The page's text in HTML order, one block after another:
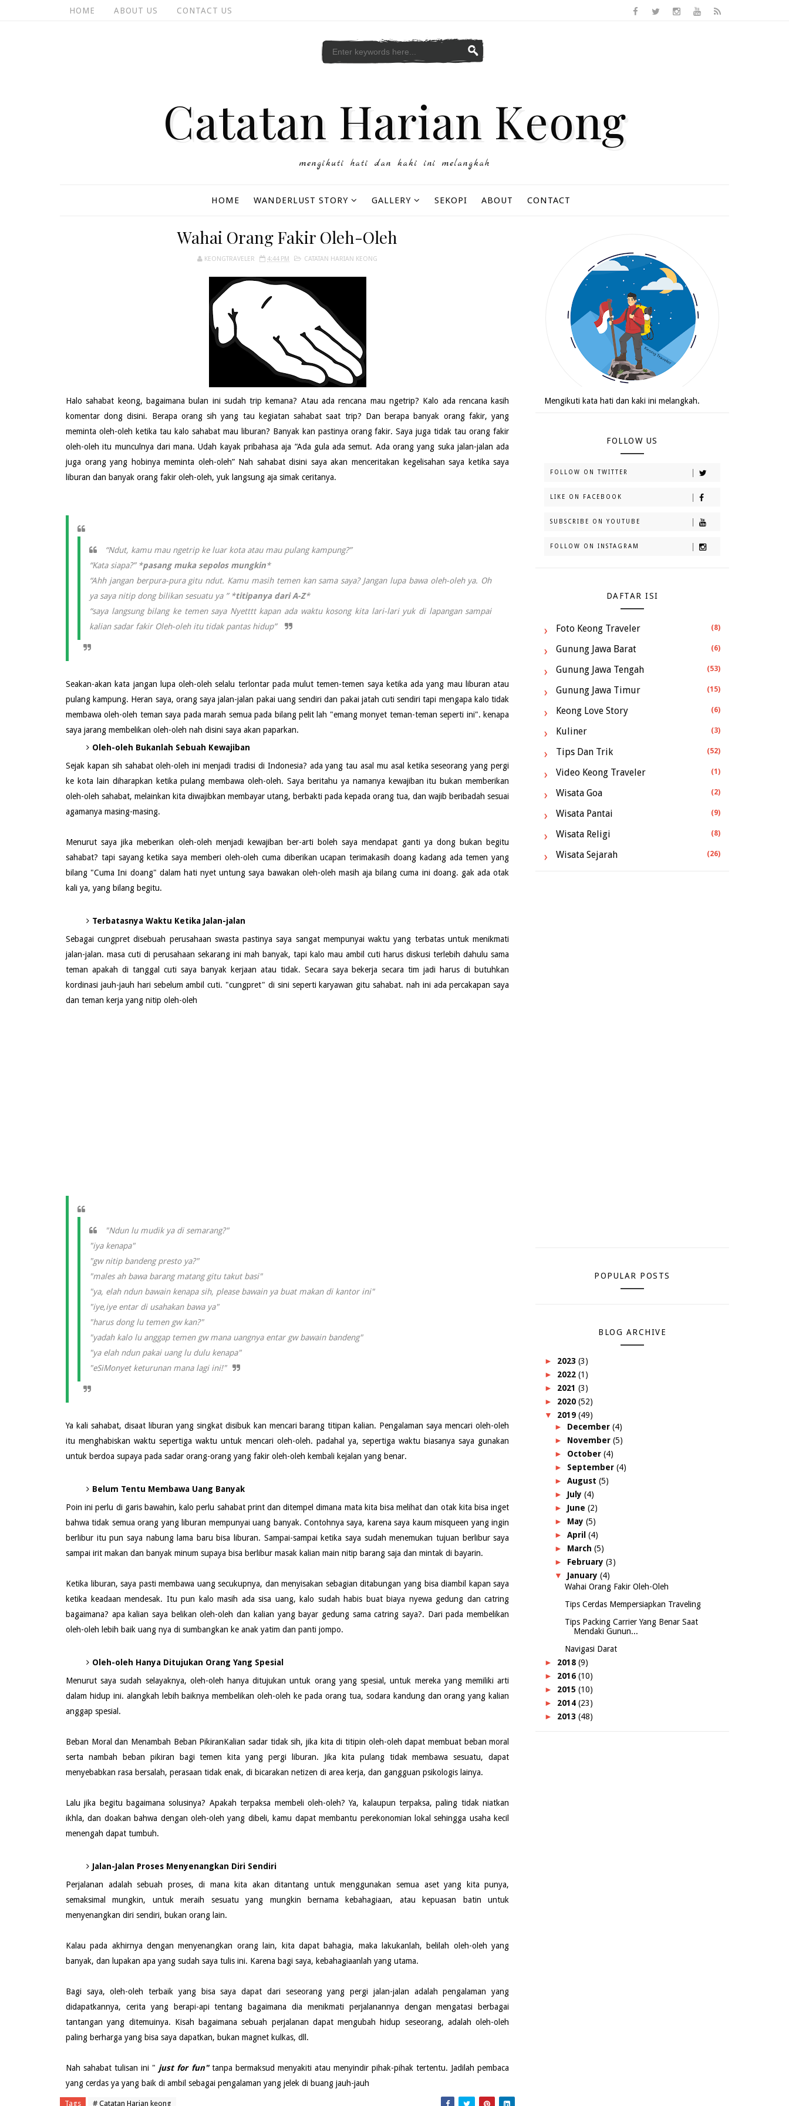
HOME ABOUT US CONTACT US
Catatan Harian Keong
mengikuti hati dan kaki ini melangkah
HOME WANDERLUST STORY GALLERY SEKOPI ABOUT CONTACT
Wahai Orang Fakir Oleh-Oleh
KEONGTRAVELER 4:44 PM CATATAN HARIAN KEONG
Halo sahabat keong, bagaimana bulan ini sudah trip kemana? Atau ada rencana mau ngetrip? Kalo ada rencana kasih
komentar dong disini. Berapa orang sih yang tau kegiatan sahabat saat trip? Dan berapa banyak orang fakir, yang
meminta oleh-oleh ketika tau kalo sahabat mau liburan? Banyak kan pastinya orang fakir. Saya juga tidak tau orang fakir
oleh-oleh itu munculnya dari mana. Udah kayak pribahasa aja “Ada gula ada semut. Ada orang yang suka jalan-jalan ada
juga orang yang hobinya meminta oleh-oleh” Nah sahabat disini saya akan menceritakan kegelisahan saya ketika saya
liburan dan banyak orang fakir oleh-oleh, yuk langsung aja simak ceritanya.
“Ndut, kamu mau ngetrip ke luar kota atau mau pulang kampung?”
“Kata siapa?” *pasang muka sepolos mungkin*
“Ahh jangan berpura-pura gitu ndut. Kamu masih temen kan sama saya? Jangan lupa bawa oleh-oleh ya. Oh
ya saya nitip dong bilikan sesuatu ya ” *titipanya dari A-Z*
“saya langsung bilang ke temen saya Nyetttt kapan ada waktu kosong kita lari-lari yuk di lapangan sampai
kalian sadar fakir Oleh-oleh itu tidak pantas hidup”
Seakan-akan kata jangan lupa oleh-oleh selalu terlontar pada mulut temen-temen saya ketika ada yang mau liburan atau
pulang kampung. Heran saya, orang saya jalan-jalan pakai uang sendiri dan pakai jatah cuti sendiri tapi mengapa kalo tidak
membawa oleh-oleh teman saya pada marah semua pada bilang pelit lah "emang monyet teman-teman seperti ini". kenapa
saya jarang membelikan oleh-oleh nah disini saya akan paparkan.
Oleh-oleh Bukanlah Sebuah Kewajiban
Sejak kapan sih sahabat oleh-oleh ini menjadi tradisi di Indonesia? ada yang tau asal mu asal ketika seseorang yang pergi
ke kota lain diharapkan ketika pulang membawa oleh-oleh. Saya beritahu ya namanya kewajiban itu bukan memberikan
oleh-oleh sahabat, melainkan kita diwajibkan membayar utang, berbakti pada kepada orang tua, dan wajib beribadah sesuai
agamanya masing-masing.
Menurut saya jika meberikan oleh-oleh menjadi kewajiban ber-arti boleh saya mendapat ganti ya dong bukan begitu
sahabat? tapi sayang ketika saya memberi oleh-oleh cuma diberikan ucapan terimakasih doang kadang ada temen yang
bilang "Cuma Ini doang" dalam hati nyet untung saya bawakan oleh-oleh masih aja bilang cuma ini doang. gak ada otak
kali ya, yang bilang begitu.
Terbatasnya Waktu Ketika Jalan-jalan
Sebagai cungpret disebuah perusahaan swasta pastinya saya sangat mempunyai waktu yang terbatas untuk menikmati
jalan-jalan. masa cuti di perusahaan sekarang ini mah banyak, tapi kalo mau ambil cuti harus diskusi terlebih dahulu sama
teman apakah di tanggal cuti saya banyak kerjaan atau tidak. Secara saya bekerja secara tim jadi harus di butuhkan
kordinasi jauh-jauh hari sebelum ambil cuti. "cungpret" di sini seperti karyawan gitu sahabat. nah ini ada percakapan saya
dan teman kerja yang nitip oleh-oleh
"Ndun lu mudik ya di semarang?"
"iya kenapa"
"gw nitip bandeng presto ya?"
"males ah bawa barang matang gitu takut basi"
"ya, elah ndun bawain kenapa sih, please bawain ya buat makan di kantor ini"
"iye,iye entar di usahakan bawa ya"
"harus dong lu temen gw kan?"
"yadah kalo lu anggap temen gw mana uangnya entar gw bawain bandeng"
"ya elah ndun pakai uang lu dulu kenapa"
"eSiMonyet keturunan mana lagi ini!"
Ya kali sahabat, disaat liburan yang singkat disibuk kan mencari barang titipan kalian. Pengalaman saya mencari oleh-oleh
itu menghabiskan waktu sepertiga waktu untuk mencari oleh-oleh. padahal ya, sepertiga waktu biasanya saya gunakan
untuk berdoa supaya pada sadar orang-orang yang fakir oleh-oleh kembali kejalan yang benar.
Belum Tentu Membawa Uang Banyak
Poin ini perlu di garis bawahin, kalo perlu sahabat print dan ditempel dimana mata kita bisa melihat dan otak kita bisa inget
bahwa tidak semua orang yang liburan mempunyai uang banyak. Contohnya saya, karena saya kaum misqueen yang ingin
berlibur itu pun saya nabung lama baru bisa liburan. Sampai-sampai ketika saya sudah menemukan tujuan berlibur saya
sampai irit makan dan banyak minum supaya bisa berlibur masak kalian main nitip barang saja dan mintak di bayarin.
Ketika liburan, saya pasti membawa uang secukupnya, dan menyisakan sebagian ditabungan yang bisa diambil kapan saya
ketika keadaan mendesak. Itu pun kalo masih ada sisa uang, kalo sudah habis buat biaya nyewa gedung dan catring
bagaimana? apa kalian saya belikan oleh-oleh dan kalian yang bayar gedung sama catring saya?. Dari pada membelikan
oleh-oleh lebih baik uang nya di sumbangkan ke anak yatim dan panti jompo.
Oleh-oleh Hanya Ditujukan Orang Yang Spesial
Menurut saya sudah selayaknya, oleh-oleh hanya ditujukan untuk orang yang spesial, untuk mereka yang memiliki arti
dalam hidup ini. alangkah lebih baiknya membelikan oleh-oleh ke pada orang tua, sodara kandung dan orang yang kalian
anggap spesial.
Beban Moral dan Menambah Beban PikiranKalian sadar tidak sih, jika kita di titipin oleh-oleh dapat membuat beban moral
serta nambah beban pikiran bagi temen kita yang pergi liburan. Jika kita pulang tidak membawa sesuatu, dapat
menyebabkan rasa bersalah, perasaan tidak enak, di bicarakan netizen di area kerja, dan gangguan psikologis lainya.
Lalu jika begitu bagaimana solusinya? Apakah terpaksa membeli oleh-oleh? Ya, kalaupun terpaksa, paling tidak niatkan
ikhla, dan doakan bahwa dengan oleh-oleh yang dibeli, kamu dapat membantu perekonomian lokal sehingga usaha kecil
menengah dapat tumbuh.
Jalan-Jalan Proses Menyenangkan Diri Sendiri
Perjalanan adalah sebuah proses, di mana kita akan ditantang untuk menggunakan semua aset yang kita punya,
semaksimal mungkin, untuk meraih sesuatu yang mungkin bernama kebahagiaan, atau kepuasan batin untuk
menyenangkan diri sendiri, bukan orang lain.
Kalau pada akhirnya dengan menyenangkan orang lain, kita dapat bahagia, maka lakukanlah, belilah oleh-oleh yang
banyak, dan lupakan apa yang sudah saya tulis ini. Karena bagi saya, kebahagiaanlah yang utama.
Bagi saya, oleh-oleh terbaik yang bisa saya dapat dari seseorang yang pergi jalan-jalan adalah pengalaman yang
didapatkannya, cerita yang berapi-api tentang bagaimana dia menikmati perjalanannya dengan mengatasi berbagai
tantangan yang ditemuinya. Kisah bagaimana sebuah perjalanan dapat mengubah hidup seseorang, adalah oleh-oleh
paling berharga yang bisa saya dapatkan, bukan magnet kulkas, dll.
Nah sahabat tulisan ini " just for fun"tanpa bermaksud menyakiti atau menyindir pihak-pihak tertentu. Jadilah pembaca
yang cerdas ya yang baik di ambil sebagai pengalaman yang jelek di buang jauh-jauh
Tags # Catatan Harian keong
Mengikuti kata hati dan kaki ini melangkah.
FOLLOW US
FOLLOW ON TWITTER
LIKE ON FACEBOOK
SUBSCRIBE ON YOUTUBE
FOLLOW ON INSTAGRAM
DAFTAR ISI
Foto Keong Traveler (8)
Gunung Jawa Barat (6)
Gunung Jawa Tengah (53)
Gunung Jawa Timur (15)
Keong Love Story (6)
Kuliner (3)
Tips Dan Trik (52)
Video Keong Traveler (1)
Wisata Goa (2)
Wisata Pantai (9)
Wisata Religi (8)
Wisata Sejarah (26)
POPULAR POSTS
BLOG ARCHIVE
► 2023 (3)
► 2022 (1)
► 2021 (3)
► 2020 (52)
▼ 2019 (49)
► December (4)
► November (5)
► October (4)
► September (4)
► August (5)
► July (4)
► June (2)
► May (5)
► April (4)
► March (5)
► February (3)
▼ January (4)
Wahai Orang Fakir Oleh-Oleh
Tips Cerdas Mempersiapkan Traveling
Tips Packing Carrier Yang Benar Saat
Mendaki Gunun...
Navigasi Darat
► 2018 (9)
► 2016 (10)
► 2015 (10)
► 2014 (23)
► 2013 (48)